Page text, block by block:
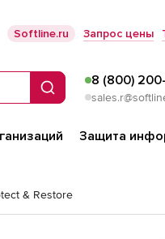
Softline.ru Запрос цены
Поиск
8 (800)
Защита
& Restore